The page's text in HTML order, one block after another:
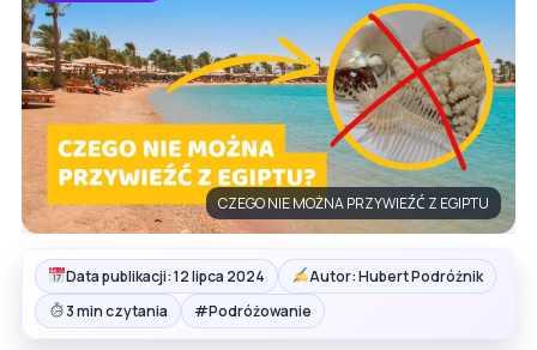
CZEGO NIE MOŻNA PRZYWIEŹĆ Z EGIPTU
Data publikacji: 12 lipca 2024
Autor: Hubert Podróżnik
3 min czytania
#Podróżowanie